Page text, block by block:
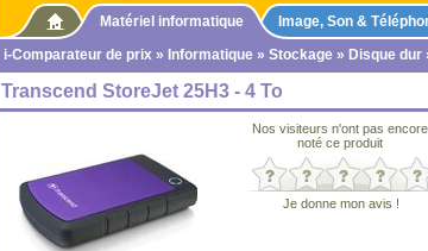
Matériel informatique Image, Son &
i-Comparateur de prix » Informatique » Stockage » Disque dur
Transcend StoreJet 25H3 - 4 To
Nos visiteurs n'ont pas encore
noté ce produit
Je donne mon avis !